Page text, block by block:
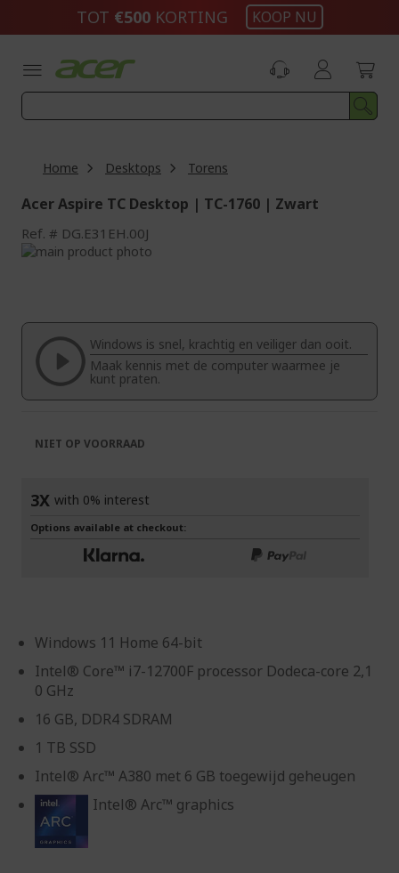
inhoud
TOT €500KORTING KOOP NU
Home Desktops Torens
Acer Aspire TC Desktop | TC-1760 | Zwart
Ref. DG.E31EH.00J
Ga
van
afbeeldingen-
gallerij
begin
afbeeldingen-
gallerij
Windows is snel, krachtig en veiliger dan ooit.
Maak kennis met de computer waarmee je
kunt praten.
Windows 11 Home 64-bit
Intel® Core™ i7-12700F processor Dodeca-core 2,1
0 GHz
16 GB, DDR4 SDRAM
1 TB SSD
Intel® Arc™ A380 met 6 GB toegewijd geheugen
Intel® Arc™ graphics
NIET OP VOORRAAD
3X with 0% interest
Options available at checkout: